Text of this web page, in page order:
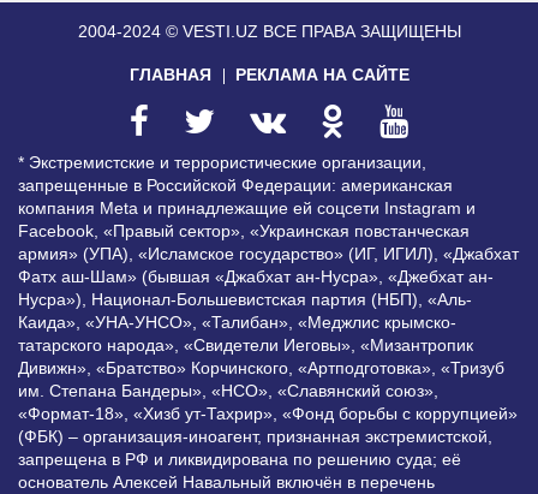
2004-2024 © VESTI.UZ ВСЕ ПРАВА ЗАЩИЩЕНЫ
ГЛАВНАЯ РЕКЛАМА НА САЙТЕ
* Экстремистские и террористические организации,
запрещенные в Российской Федерации: американская
компания Meta и принадлежащие ей соцсети Instagram и
Facebook, «Правый сектор», «Украинская повстанческая
армия» (УПА), «Исламское государство» (ИГ, ИГИЛ), «Джабхат
Фатх аш-Шам» (бывшая «Джабхат ан-Нусра», «Джебхат ан-
Нусра»), Национал-Большевистская партия (НБП), «Аль-
Каида», «УНА-УНСО», «Талибан», «Меджлис крымско-
татарского народа», «Свидетели Иеговы», «Мизантропик
Дивижн», «Братство» Корчинского, «Артподготовка», «Тризуб
им. Степана Бандеры», «НСО», «Славянский союз»,
«Формат-18», «Хизб ут-Тахрир», «Фонд борьбы с коррупцией»
(ФБК) – организация-иноагент, признанная экстремистской,
запрещена в РФ и ликвидирована по решению суда; её
основатель Алексей Навальный включён в перечень